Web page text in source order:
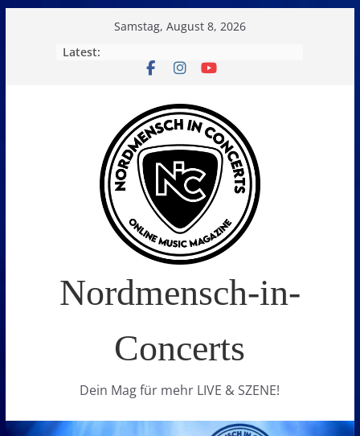
Samstag, August 8, 2026
Latest:
Nordmensch-in-
Concerts
Dein Mag für mehr LIVE & SZENE!